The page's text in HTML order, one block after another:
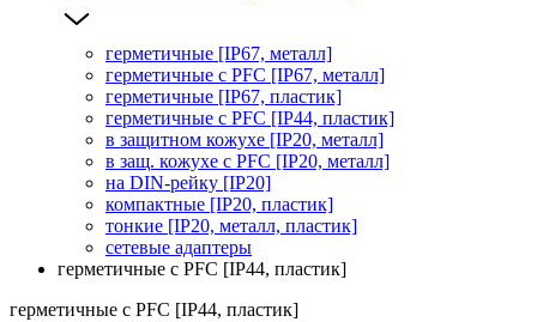
герметичные [IP67, металл]
герметичные с PFC [IP67, металл]
герметичные [IP67, пластик]
герметичные с PFC [IP44, пластик]
в защитном кожухе [IP20, металл]
в защ. кожухе с PFC [IP20, металл]
на DIN-рейку [IP20]
компактные [IP20, пластик]
тонкие [IP20, металл, пластик]
сетевые адаптеры
герметичные с PFC [IP44, пластик]
герметичные с PFC [IP44, пластик]